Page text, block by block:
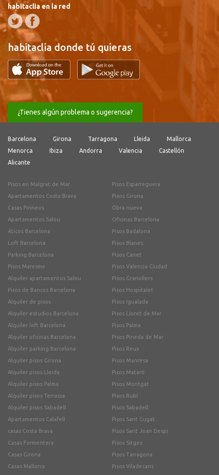
habitaclia en la red
habitaclia donde tú quieras
¿Tienes algún problema o sugerencia?
Barcelona Girona Tarragona Lleida
Mallorca
Menorca
Ibiza Andorra Valencia
Castellón
Alicante
Pisos en Malgrat de Mar
Apartamentos Costa Brava
Casas Pirineos
Apartamentos Salou
Áticos Barcelona
Loft Barcelona
Parking Barcelona
Pisos Maresme
Alquiler apartamentos Salou
Pisos de Bancos Barcelona
Alquiler de pisos
Alquiler estudios Barcelona
Alquiler loft Barcelona
Alquiler oficinas Barcelona
Alquiler parking Barcelona
Alquiler pisos Girona
Alquiler pisos Lleida
Alquiler pisos Palma
Alquiler pisos Terrassa
Alquiler pisos Sabadell
Apartamentos Calafell
casas Costa Brava
Casas Formentera
Casas Girona
Casas Mallorca
Pisos Esparreguera
Pisos Girona
Obra nueva
Oficinas Barcelona
Pisos Badalona
Pisos Blanes
Pisos Canet
Pisos Valencia Ciudad
Pisos Granollers
Pisos Hospitalet
Pisos Igualada
Pisos Lloret de Mar
Pisos Palma
Pisos Pineda de Mar
Pisos Reus
Pisos Manresa
Pisos Mataró
Pisos Montgat
Pisos Rubí
Pisos Sabadell
Pisos Sant Cugat
Pisos Sant Joan Despí
Pisos Sitges
Pisos Tarragona
Pisos Viladecans